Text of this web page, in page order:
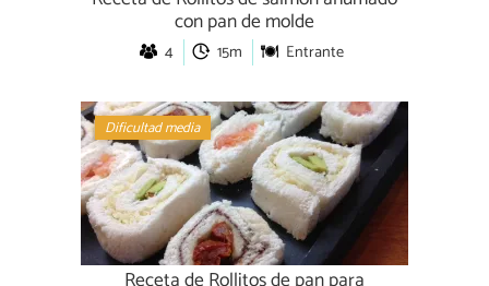
con pan de molde
4 15m Entrante
Dificultad media